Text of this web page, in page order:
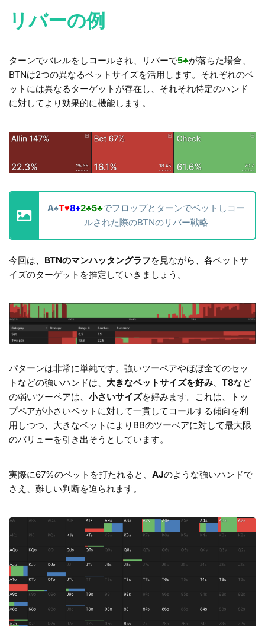
リバーの例
ターンでバレルをしコールされ、リバーで5♣が落ちた場合、
BTNは2つの異なるベットサイズを活用します。それぞれのベ
ットには異なるターゲットが存在し、それそれ特定のハンド
に対してより効果的に機能します。
A♠T♥8♦2♣5♣でフロップとターンでベットしコー
ルされた際のBTNのリバー戦略
今回は、 BTNのマンハッタングラフを見ながら、各ベットサ
イズのターゲットを推定していきましょう。
パターンは非常に単純です。強いツーペアやほぼ全てのセッ
トなどの強いハンドは、 大きなベットサイズを好み、 T8など
の弱いツーペアは、 小さいサイズを好みます。これは、トッ
プペアが小さいベットに対して一貫してコールする傾向を利
用しつつ、大きなベットによりBBのツーペアに対して最大限
のバリューを引き出そうとしています。
実際に67%のベットを打たれると、 AJのような強いハンドで
さえ、難しい判断を迫られます。